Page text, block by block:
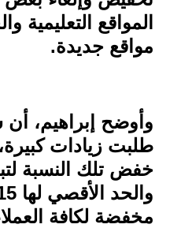
المواقع التعليمية
مواقع جديدة.
وأوضح إبراهيم،
طلبت زيادات
مخفضة لكافة